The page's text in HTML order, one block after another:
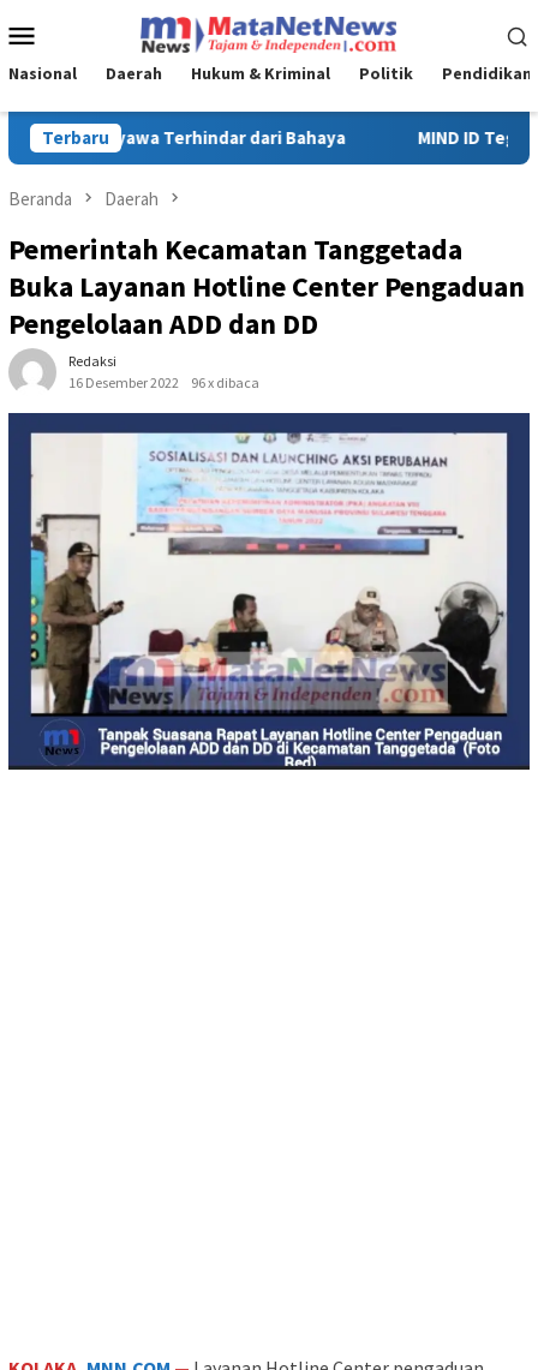
ke
Mobile
Nasional Daerah Hukum & Kriminal Politik Pendidikan
Terbaru
MIND ID Tegaskan Dukungan Penuh Bagi PT Vale di
Beranda Daerah
Pemerintah Kecamatan Tanggetada
Buka Layanan Hotline Center Pengaduan
Pengelolaan ADD dan DD
Redaksi
16 Desember 2022
96 x dibaca